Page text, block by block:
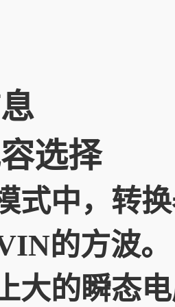
选择
式中，转
的方波。
大的瞬态